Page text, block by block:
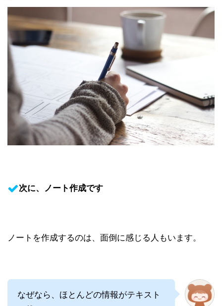
次に、ノート作成です
ノートを作成するのは、面倒に感じる人もいます。
なぜなら、ほとんどの情報がテキスト